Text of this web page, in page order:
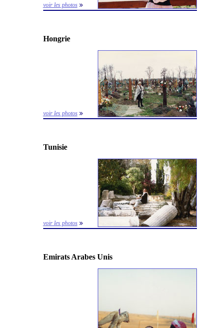
voir les photos
Hongrie
voir les photos
Tunisie
voir les photos
Emirats Arabes Unis